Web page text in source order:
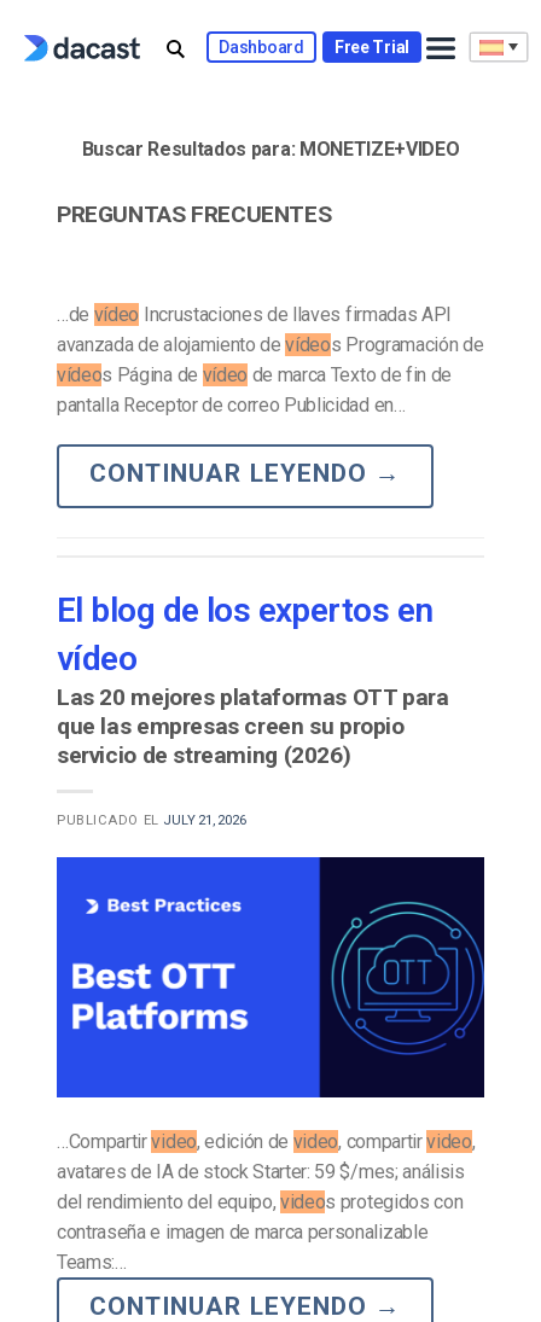
Dashboard Free Trial
Buscar Resultados para: MONETIZE+VIDEO
PREGUNTAS FRECUENTES
…de vídeo Incrustaciones de llaves firmadas API
avanzada de alojamiento devídeos Programación de
vídeos Página de vídeo de marca Texto de fin de
pantalla Receptor de correo Publicidad en…
CONTINUAR LEYENDO →
El blog de los expertos en
vídeo
Las 20 mejores plataformas OTT para
que las empresas creen su propio
servicio de streaming (2026)
PUBLICADO EL JULY 21, 2026
…Compartirvideo, edición de video, compartirvideo,
avatares de IA de stock Starter: 59 $/mes; análisis
del rendimiento del equipo,videos protegidos con
contraseña e imagen de marca personalizable
Teams:…
CONTINUAR LEYENDO →